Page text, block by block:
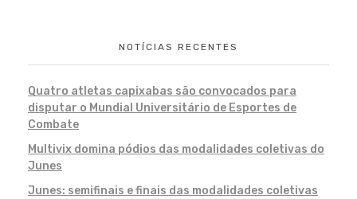
NOTÍCIAS RECENTES
Quatro atletas capixabas são convocados para
disputar o Mundial Universitário de Esportes de
Combate
Multivix domina pódios das modalidades coletivas do
Junes
Junes: semifinais e finais das modalidades coletivas